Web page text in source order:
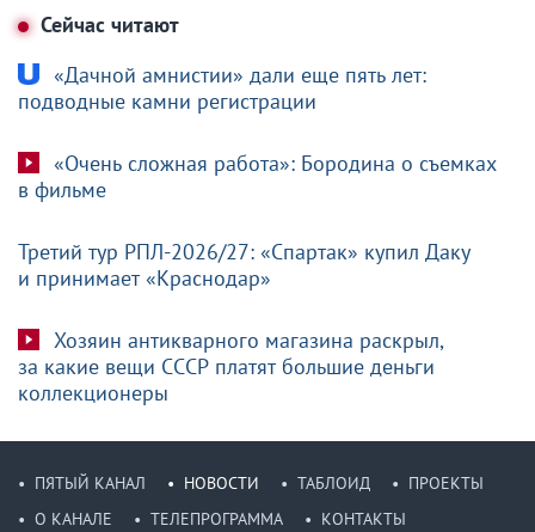
Сейчас читают
«Дачной амнистии» дали еще пять лет:
подводные камни регистрации
«Очень сложная работа»: Бородина о съемках
в фильме
Третий тур РПЛ-2026/27: «Спартак» купил Даку
и принимает «Краснодар»
Хозяин антикварного магазина раскрыл,
за какие вещи СССР платят большие деньги
коллекционеры
ПЯТЫЙ КАНАЛ НОВОСТИ ТАБЛОИД
ПРОЕКТЫ
О КАНАЛЕ
ТЕЛЕПРОГРАММА КОНТАКТЫ